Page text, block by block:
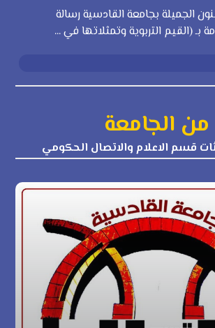
الجميلة بجامعة القادسية رسالة
بـ (القيم التربوية وتمثلاتها في ...
من الجامعة
قسم الاعلام والاتصال الحكومي